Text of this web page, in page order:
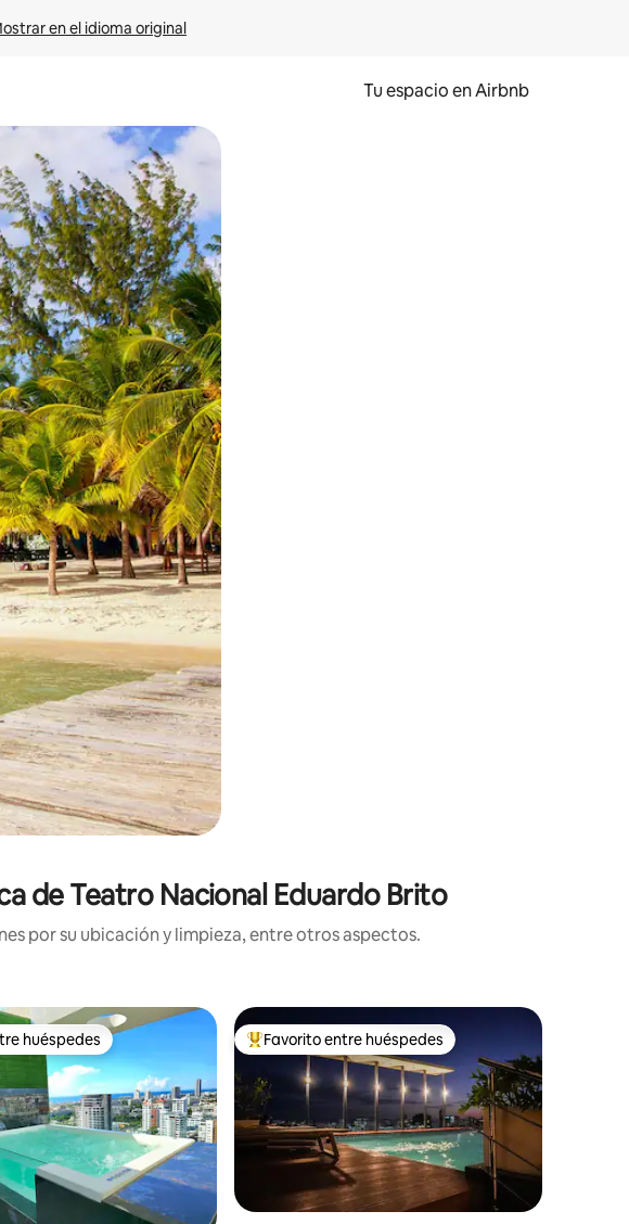
en el idioma original
Tu espacio en Airbnb
y hacia abajo, o bien tocando y deslizando la pantalla.
de Teatro Nacional Eduardo Brito
por su ubicación y limpieza, entre otros aspectos.
huéspedes
huéspedes De los mejores en Favorito entre huéspedes
Favorito entre huéspedes